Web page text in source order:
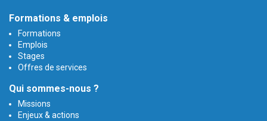
Formations & emplois
Formations
Emplois
Stages
Offres de services
Qui sommes-nous ?
Missions
Enjeux & actions